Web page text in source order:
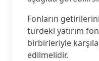
Fonların
türdeki yatırım
birbirleriyle
edilmelidir.